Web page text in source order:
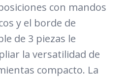
con mandos
y el borde de
de 3 piezas le
la versatilidad de
compacto. La